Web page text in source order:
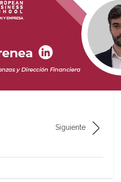
Siguiente